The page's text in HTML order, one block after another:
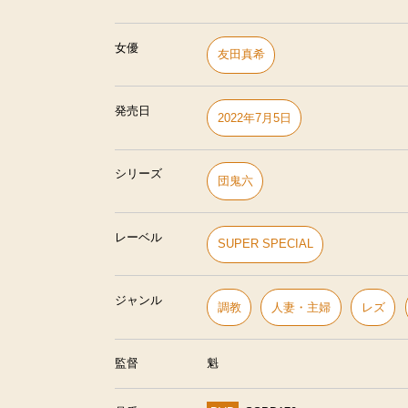
女優
友田真希
発売日
2022年7月5日
シリーズ
団鬼六
レーベル
SUPER SPECIAL
ジャンル
調教 人妻・主婦 レズ
監督 魁